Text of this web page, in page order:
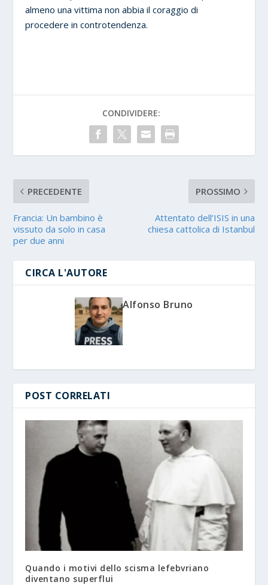
almeno una vittima non abbia il coraggio di
procedere in controtendenza.
CONDIVIDERE:
PRECEDENTE
Francia: Un bambino è
vissuto da solo in casa
per due anni
PROSSIMO
Attentato dell’ISIS in una
chiesa cattolica di Istanbul
CIRCA L'AUTORE
Alfonso Bruno
POST CORRELATI
Quando i motivi dello scisma lefebvriano
diventano superflui